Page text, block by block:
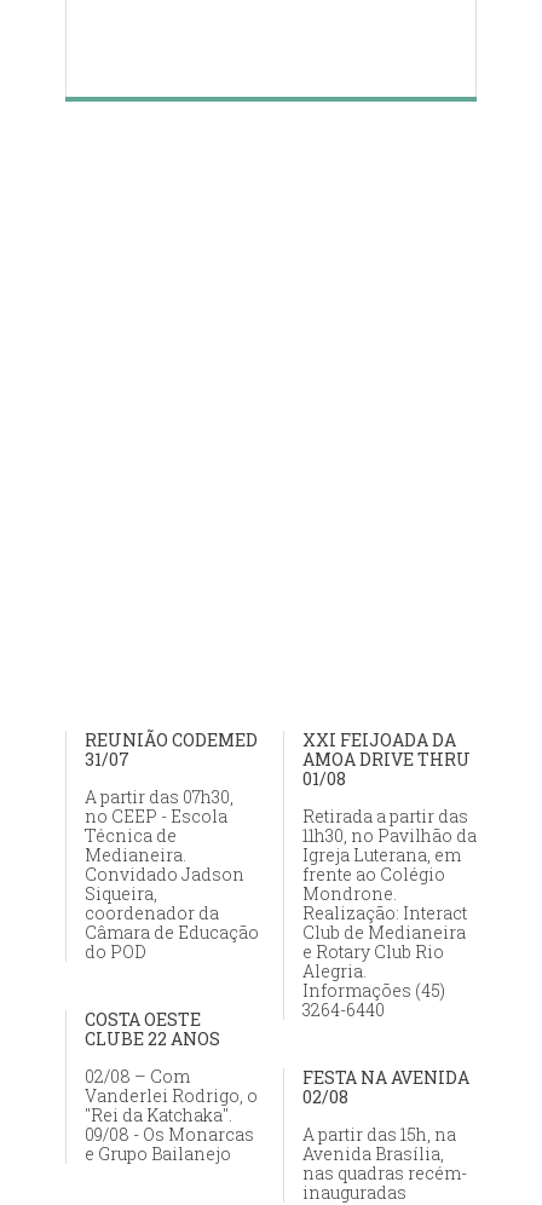
REUNIÃO CODEMED
31/07
A partir das 07h30,
no CEEP - Escola
Técnica de
Medianeira.
Convidado Jadson
Siqueira,
coordenador da
Câmara de Educação
do POD
XXI FEIJOADA DA
AMOA DRIVE THRU
01/08
Retirada a partir das
11h30, no Pavilhão da
Igreja Luterana, em
frente ao Colégio
Mondrone.
Realização: Interact
Club de Medianeira
e Rotary Club Rio
Alegria.
Informações (45)
3264-6440
COSTA OESTE
CLUBE 22 ANOS
02/08 – Com
Vanderlei Rodrigo, o
"Rei da Katchaka".
09/08 - Os Monarcas
e Grupo Bailanejo
FESTA NA AVENIDA
02/08
A partir das 15h, na
Avenida Brasília,
nas quadras recém-
inauguradas